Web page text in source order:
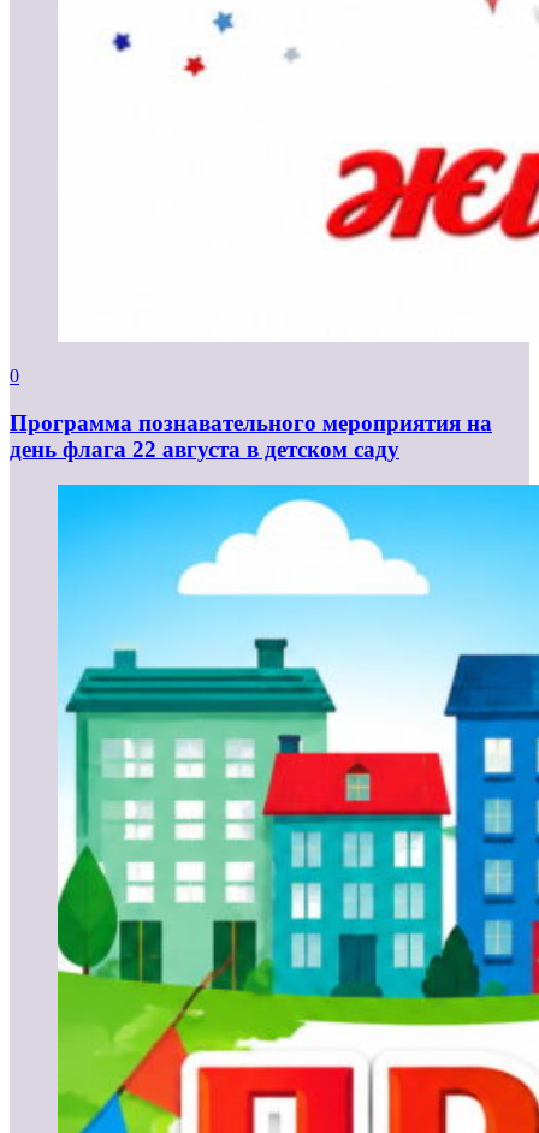
0
Программа познавательного мероприятия на
день флага 22 августа в детском саду